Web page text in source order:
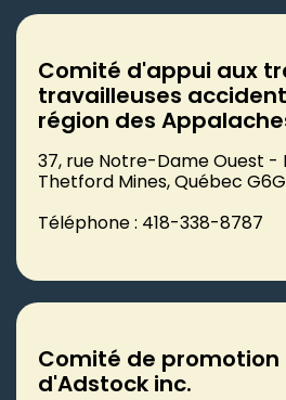
Comité d'appui aux
travailleuses
région des
37, rue Notre-Dame Ouest -
Thetford Mines, Québec G6G
Téléphone : 418-338-8787
Comité de promotion
d'Adstock inc.